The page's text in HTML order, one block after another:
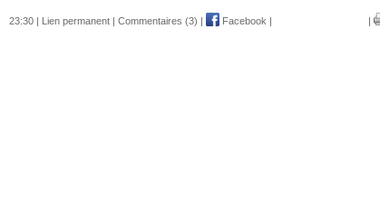
23:30 | Lien permanent | Commentaires (3) | Facebook | |